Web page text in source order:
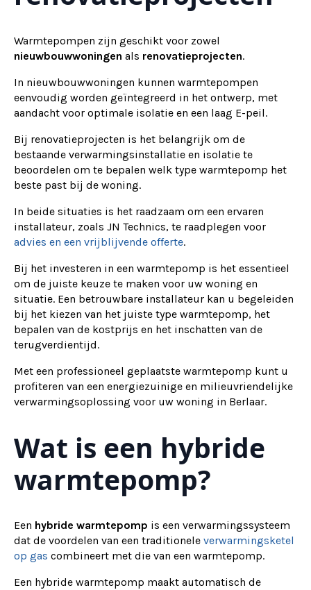
Warmtepompen zijn geschikt voor zowel
nieuwbouwwoningen als renovatieprojecten.
In nieuwbouwwoningen kunnen warmtepompen
eenvoudig worden geïntegreerd in het ontwerp, met
aandacht voor optimale isolatie en een laag E-peil.
Bij renovatieprojecten is het belangrijk om de
bestaande verwarmingsinstallatie en isolatie te
beoordelen om te bepalen welk type warmtepomp het
beste past bij de woning.
In beide situaties is het raadzaam om een ervaren
installateur, zoals JN Technics, te raadplegen voor
advies en een vrijblijvende offerte.
Bij het investeren in een warmtepomp is het essentieel
om de juiste keuze te maken voor uw woning en
situatie. Een betrouwbare installateur kan u begeleiden
bij het kiezen van het juiste type warmtepomp, het
bepalen van de kostprijs en het inschatten van de
terugverdientijd.
Met een professioneel geplaatste warmtepomp kunt u
profiteren van een energiezuinige en milieuvriendelijke
verwarmingsoplossing voor uw woning in Berlaar.
Wat is een hybride
warmtepomp?
Een hybride warmtepomp is een verwarmingssysteem
dat de voordelen van een traditionele verwarmingsketel
op gas combineert met die van een warmtepomp.
Een hybride warmtepomp maakt automatisch de